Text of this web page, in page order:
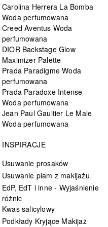
Carolina Herrera La Bomba
Woda perfumowana
Creed Aventus Woda
perfumowana
DIOR Backstage Glow
Maximizer Palette
Prada Paradigme Woda
perfumowana
Prada Paradoxe Intense
Woda perfumowana
Jean Paul Gaultier Le Male
Woda perfumowana
INSPIRACJE
Usuwanie prosaków
Usuwanie plam z makijażu
EdP, EdT i inne - Wyjaśnienie
różnic
Kwas salicylowy
Podkłady Kryjące Makijaż